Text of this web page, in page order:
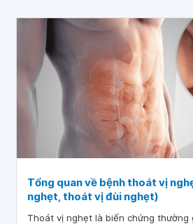
Tổng quan về bệnh thoát vị
nghẹt, thoát vị đùi nghẹt)
Thoát vị nghẹt là biến chứng thường